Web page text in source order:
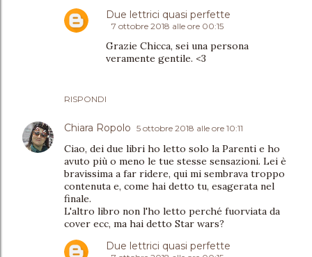
RISPONDI
Due lettrici quasi perfette
7 ottobre 2018 alle ore 00:15
Grazie Chicca, sei una persona
veramente gentile. <3
Chiara Ropolo 5 ottobre 2018 alle ore 10:11
Ciao, dei due libri ho letto solo la Parenti e ho
avuto più o meno le tue stesse sensazioni. Lei è
bravissima a far ridere, qui mi sembrava troppo
contenuta e, come hai detto tu, esagerata nel
finale.
L'altro libro non l'ho letto perché fuorviata da
cover ecc, ma hai detto Star wars?
Due lettrici quasi perfette